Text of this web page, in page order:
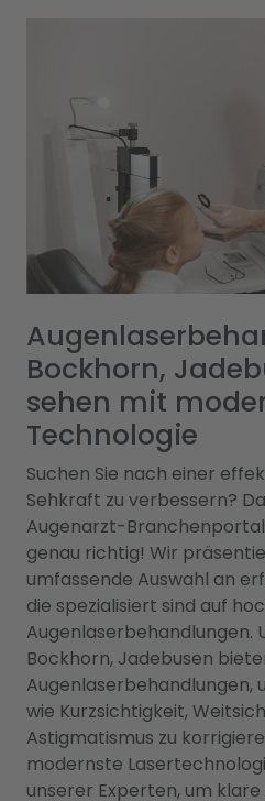
Bockhorn,
sehen mit
Technologie
Suchen Sie nach einer
Sehkraft zu verbessern?
Augenarzt-
genau richtig! Wir
umfassende Auswahl an
die spezialisiert sind auf
Augenlaserbehandlungen.
Bockhorn, Jadebusen
Augenlaserbehandlungen,
wie Kurzsichtigkeit,
Astigmatismus zu
modernste
unserer Experten, um